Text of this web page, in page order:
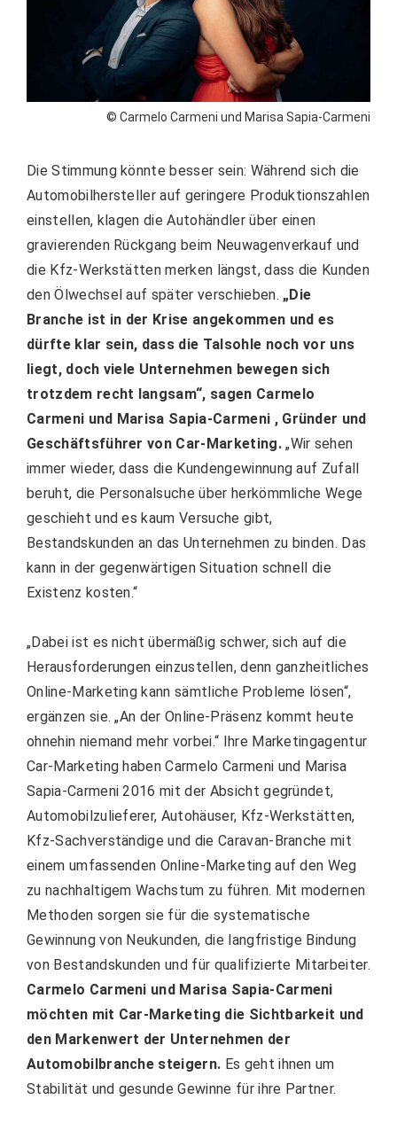
© Carmelo Carmeni und Marisa Sapia-Carmeni
Die Stimmung könnte besser sein: Während sich die
Automobilhersteller auf geringere Produktionszahlen
einstellen, klagen die Autohändler über einen
gravierenden Rückgang beim Neuwagenverkauf und
die Kfz-Werkstätten merken längst, dass die Kunden
den Ölwechsel auf später verschieben. „Die
Branche ist in der Krise angekommen und es
dürfte klar sein, dass die Talsohle noch vor uns
liegt, doch viele Unternehmen bewegen sich
trotzdem recht langsam“, sagen Carmelo
Carmeni und Marisa Sapia-Carmeni , Gründer und
Geschäftsführer von Car-Marketing.„Wir sehen
immer wieder, dass die Kundengewinnung auf Zufall
beruht, die Personalsuche über herkömmliche Wege
geschieht und es kaum Versuche gibt,
Bestandskunden an das Unternehmen zu binden. Das
kann in der gegenwärtigen Situation schnell die
Existenz kosten.“
„Dabei ist es nicht übermäßig schwer, sich auf die
Herausforderungen einzustellen, denn ganzheitliches
Online-Marketing kann sämtliche Probleme lösen“,
ergänzen sie. „An der Online-Präsenz kommt heute
ohnehin niemand mehr vorbei.“ Ihre Marketingagentur
Car-Marketing haben Carmelo Carmeni und Marisa
Sapia-Carmeni 2016 mit der Absicht gegründet,
Automobilzulieferer, Autohäuser, Kfz-Werkstätten,
Kfz-Sachverständige und die Caravan-Branche mit
einem umfassenden Online-Marketing auf den Weg
zu nachhaltigem Wachstum zu führen. Mit modernen
Methoden sorgen sie für die systematische
Gewinnung von Neukunden, die langfristige Bindung
von Bestandskunden und für qualifizierte Mitarbeiter.
Carmelo Carmeni und Marisa Sapia-Carmeni
möchten mit Car-Marketing die Sichtbarkeit und
den Markenwert der Unternehmen der
Automobilbranche steigern. Es geht ihnen um
Stabilität und gesunde Gewinne für ihre Partner.